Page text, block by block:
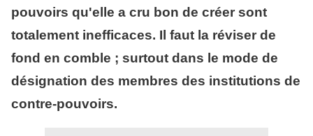
pouvoirs qu'elle a cru bon de créer sont
totalement inefficaces. Il faut la réviser de
fond en comble ; surtout dans le mode de
désignation des membres des institutions de
contre-pouvoirs.